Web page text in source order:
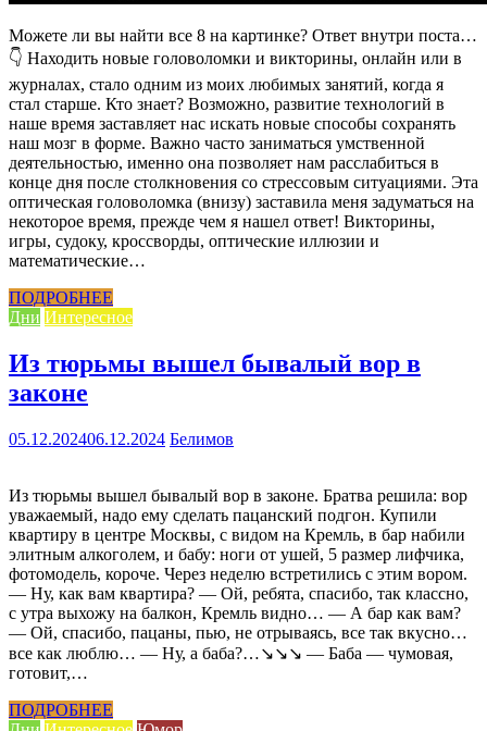
Можете ли вы найти все 8 на картинке? Ответ внутри поста…
👇 Находить новые головоломки и викторины, онлайн или в
журналах, стало одним из моих любимых занятий, когда я
стал старше. Кто знает? Возможно, развитие технологий в
наше время заставляет нас искать новые способы сохранять
наш мозг в форме. Важно часто заниматься умственной
деятельностью, именно она позволяет нам расслабиться в
конце дня после столкновения со стрессовым ситуациями. Эта
оптическая головоломка (внизу) заставила меня задуматься на
некоторое время, прежде чем я нашел ответ! Викторины,
игры, судоку, кроссворды, оптические иллюзии и
математические…
ПОДРОБНЕЕ
Дни Интересное
Из тюрьмы вышел бывалый вор в
законе
05.12.202406.12.2024 Белимов
Из тюрьмы вышел бывалый вор в законе. Братва решила: вор
уважаемый, надо ему сделать пацанский подгон. Купили
квартиру в центре Москвы, с видом на Кремль, в бар набили
элитным алкоголем, и бабу: ноги от ушей, 5 размер лифчика,
фотомодель, короче. Через неделю встретились с этим вором.
— Ну, как вам квартира? — Ой, ребята, спасибо, так классно,
с утра выхожу на балкон, Кремль видно… — А бар как вам?
— Ой, спасибо, пацаны, пью, не отрываясь, все так вкусно…
все как люблю… — Ну, а баба?…↘↘↘ — Баба — чумовая,
готовит,…
ПОДРОБНЕЕ